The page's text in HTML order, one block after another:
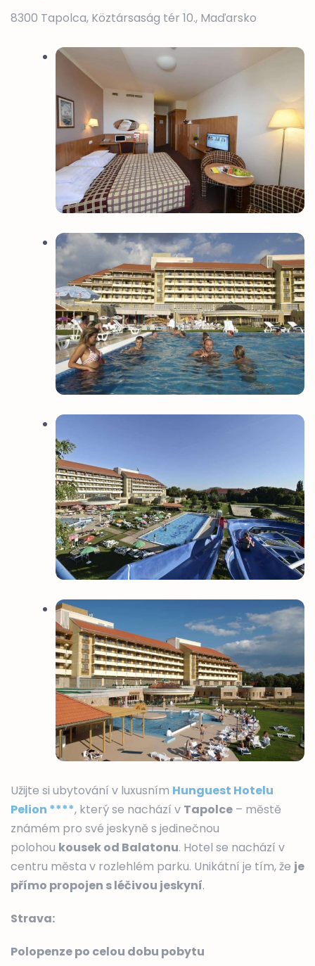
8300 Tapolca, Köztársaság tér 10., Maďarsko
Užijte si ubytování v luxusním Hunguest Hotelu
Pelion ****, který se nachází v Tapolce – městě
známém pro své jeskyně s jedinečnou
polohou kousek od Balatonu. Hotel se nachází v
centru města v rozlehlém parku. Unikátní je tím, že je
přímo propojen s léčivou jeskyní.
Strava:
Polopenze po celou dobu pobytu